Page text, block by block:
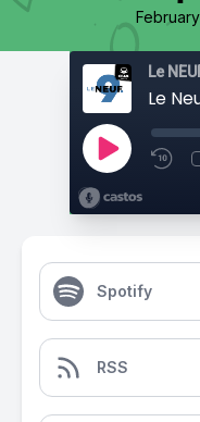
Le
Spotify
RSS